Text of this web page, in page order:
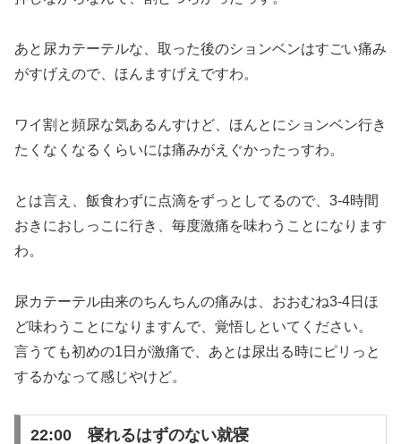
あと尿カテーテルな、取った後のションベンはすごい痛み
がすげえので、ほんますげえですわ。
ワイ割と頻尿な気あるんすけど、ほんとにションベン行き
たくなくなるくらいには痛みがえぐかったっすわ。
とは言え、飯食わずに点滴をずっとしてるので、3-4時間
おきにおしっこに行き、毎度激痛を味わうことになります
わ。
尿カテーテル由来のちんちんの痛みは、おおむね3-4日ほ
ど味わうことになりますんで、覚悟しといてください。
言うても初めの1日が激痛で、あとは尿出る時にピリっと
するかなって感じやけど。
22:00 寝れるはずのない就寝